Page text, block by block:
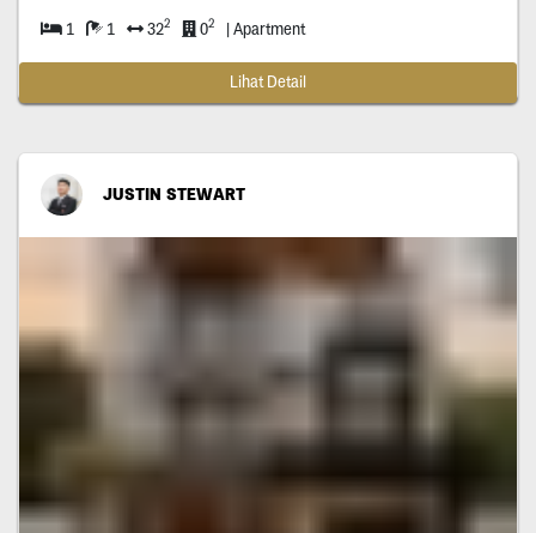
1 1 322 02 | Apartment
Lihat Detail
JUSTIN STEWART